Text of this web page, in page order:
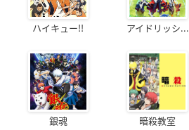
ハイキュー!! アイドリッシ...
銀魂 暗殺教室